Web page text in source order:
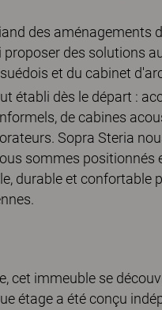
des aménagements
des solutions
et du cabinet
établi dès le départ :
de cabines
Sopra Steria
sommes positionnés
durable et confortable
cet immeuble se
étage a été conçu